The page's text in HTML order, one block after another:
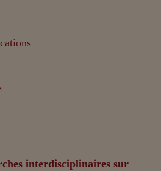
interdisciplinaires sur